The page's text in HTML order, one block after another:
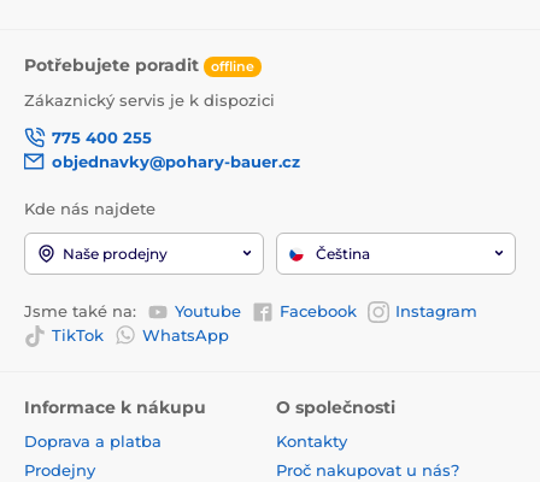
Potřebujete poradit offline
Zákaznický servis je k dispozici
775 400 255
objednavky@pohary-bauer.cz
Kde nás najdete
Naše prodejny Čeština
Jsme také na: Youtube Facebook
Instagram
TikTok
WhatsApp
Informace k nákupu
Doprava a platba
Prodejny
O společnosti
Kontakty
Proč nakupovat u nás?